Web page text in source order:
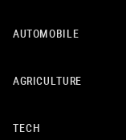
AUTOMOBILE
AGRICULTURE
TECH